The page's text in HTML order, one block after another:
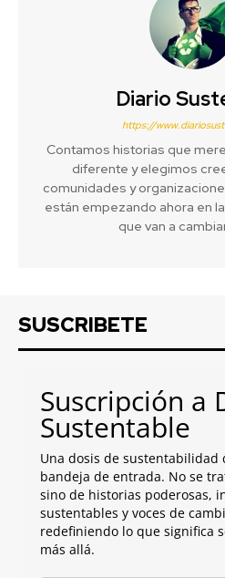
Diario
https://
Contamos historias que
diferente y elegimos
comunidades y
están empezando ahora en
que van a
SUSCRIBETE
Suscripción a
Sustentable
Una dosis de sustentabilidad
bandeja de entrada. No se
sino de historias poderosas,
sustentables y voces de
redefiniendo lo que significa
más allá.